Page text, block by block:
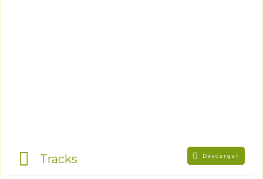
Tracks Descargar